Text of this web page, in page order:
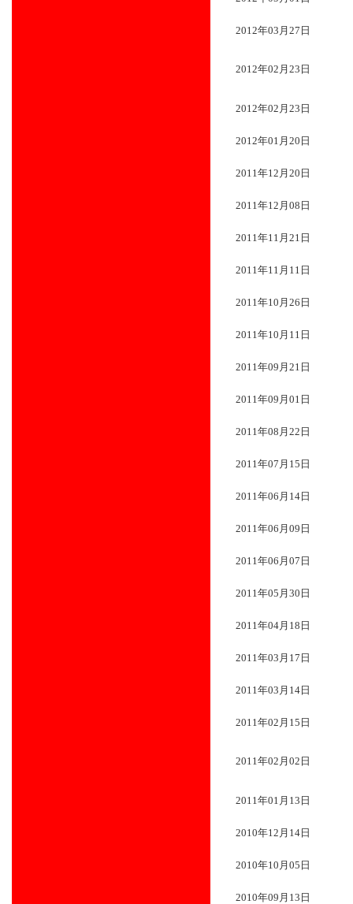
2012年03月27日
2012年02月23日
2012年02月23日
2012年01月20日
2011年12月20日
2011年12月08日
2011年11月21日
2011年11月11日
2011年10月26日
2011年10月11日
2011年09月21日
2011年09月01日
2011年08月22日
2011年07月15日
2011年06月14日
2011年06月09日
2011年06月07日
2011年05月30日
2011年04月18日
2011年03月17日
2011年03月14日
2011年02月15日
2011年02月02日
2011年01月13日
2010年12月14日
2010年10月05日
2010年09月13日